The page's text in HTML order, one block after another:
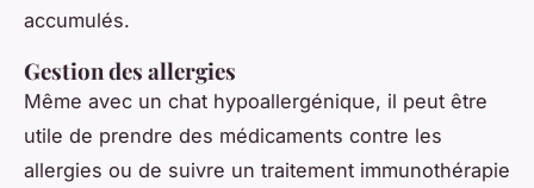
accumulés.
Gestion des allergies
Même avec un chat hypoallergénique, il peut être
utile de prendre des médicaments contre les
allergies ou de suivre un traitement immunothérapie